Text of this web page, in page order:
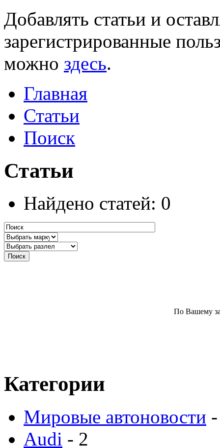
Добавлять статьи и
зарегистрированные
можно здесь.
Главная
Статьи
Поиск
Статьи
Найдено статей: 0
По Вашему
Категории
Мировые автоновости
Audi - 2